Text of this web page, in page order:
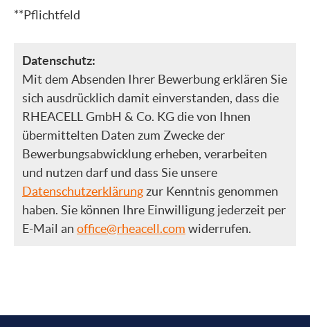
**Pflichtfeld
Datenschutz:
Mit dem Absenden Ihrer Bewerbung erklären Sie
sich ausdrücklich damit einverstanden, dass die
RHEACELL GmbH & Co. KG die von Ihnen
übermittelten Daten zum Zwecke der
Bewerbungsabwicklung erheben, verarbeiten
und nutzen darf und dass Sie unsere
Datenschutzerklärung zur Kenntnis genommen
haben. Sie können Ihre Einwilligung jederzeit per
E-Mail an office@rheacell.com widerrufen.